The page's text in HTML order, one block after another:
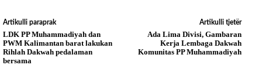
Artikulli paraprak
LDK PP Muhammadiyah dan
PWM Kalimantan barat lakukan
Rihlah Dakwah pedalaman
bersama
Artikulli tjetër
Ada Lima Divisi, Gambaran
Kerja Lembaga Dakwah
Komunitas PP Muhammadiyah